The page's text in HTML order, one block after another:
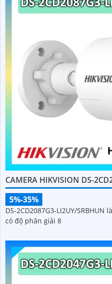
CAMERA HIKVISION DS-
5%-35%
DS-2CD2087G3-LI2UY/
có độ phân giải 8